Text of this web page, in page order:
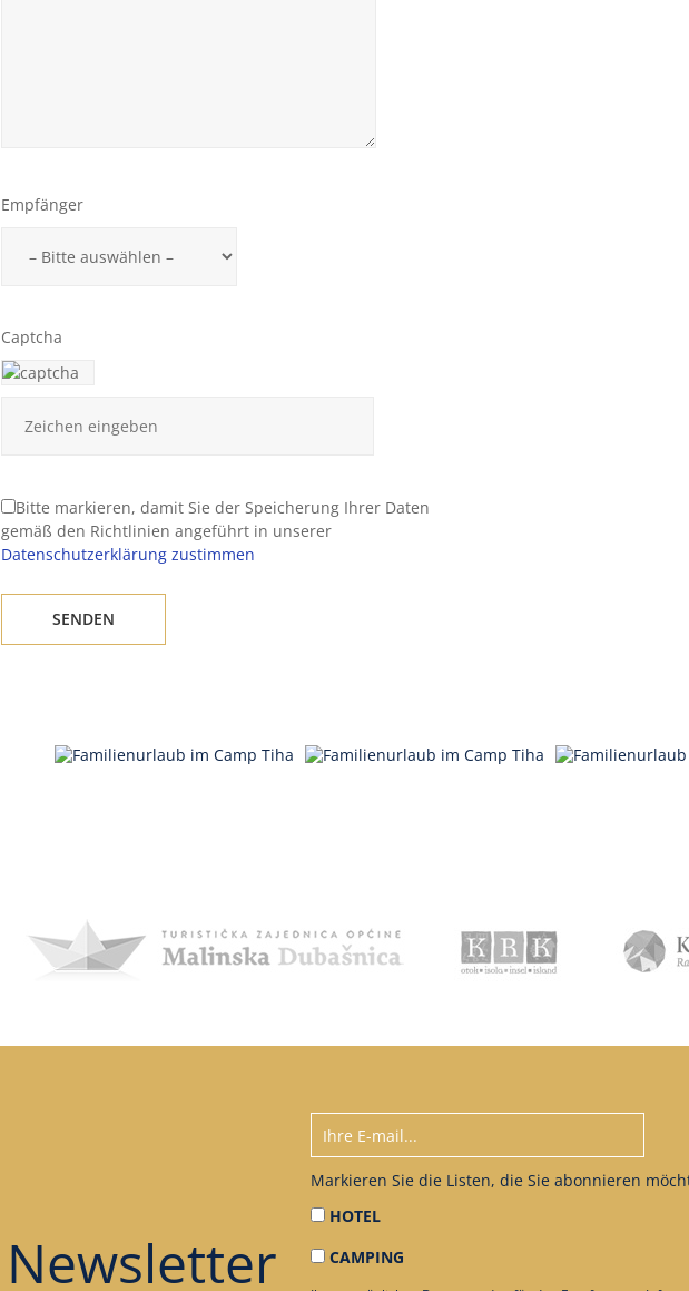
Empfänger
Captcha
Bitte markieren, damit Sie der Speicherung Ihrer Daten
gemäß den Richtlinien angeführt in unserer
Datenschutzerklärung zustimmen
Newsletter
Markieren Sie die Listen, die Sie abonnieren
HOTEL
CAMPING